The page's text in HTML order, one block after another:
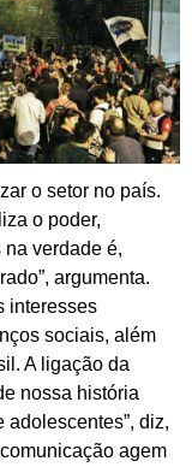
o setor no país.
o poder,
verdade é,
argumenta.
interesses
sociais, além
A ligação da
nossa história
diz,
agem